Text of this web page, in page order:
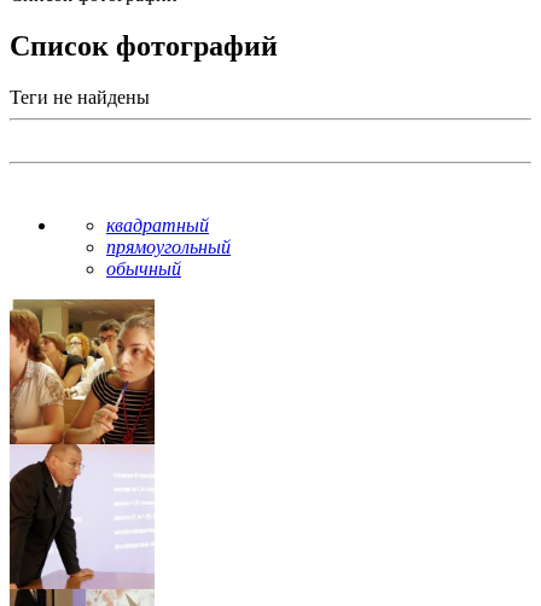
Список фотографий
Теги не найдены
квадратный
прямоугольный
обычный